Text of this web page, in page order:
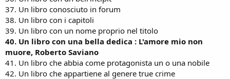
37. Un libro conosciuto in forum
38. Un libro con i capitoli
39. Un libro con un nome proprio nel titolo
40. Un libro con una bella dedica : L'amore mio non
muore, Roberto Saviano
41. Un libro che abbia come protagonista un o una nobile
42. Un libro che appartiene al genere true crime